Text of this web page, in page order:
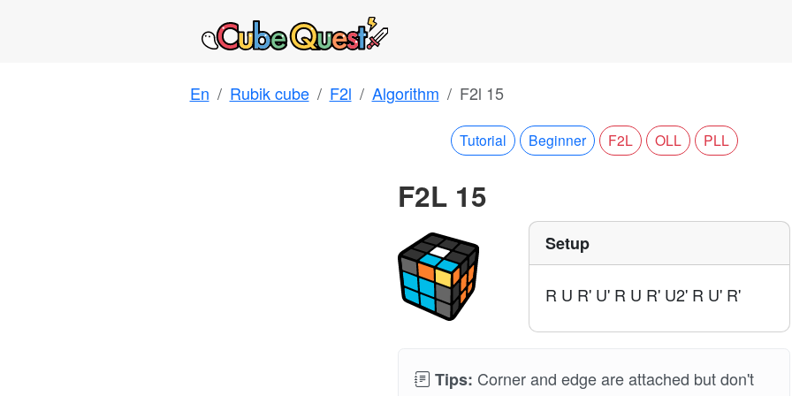
En Rubik cube F2l Algorithm F2l 15
Tutorial Beginner F2L OLL PLL
F2L 15
Setup
R U R' U' R U R' U2' R U' R'
Tips: Corner and edge are attached but don't